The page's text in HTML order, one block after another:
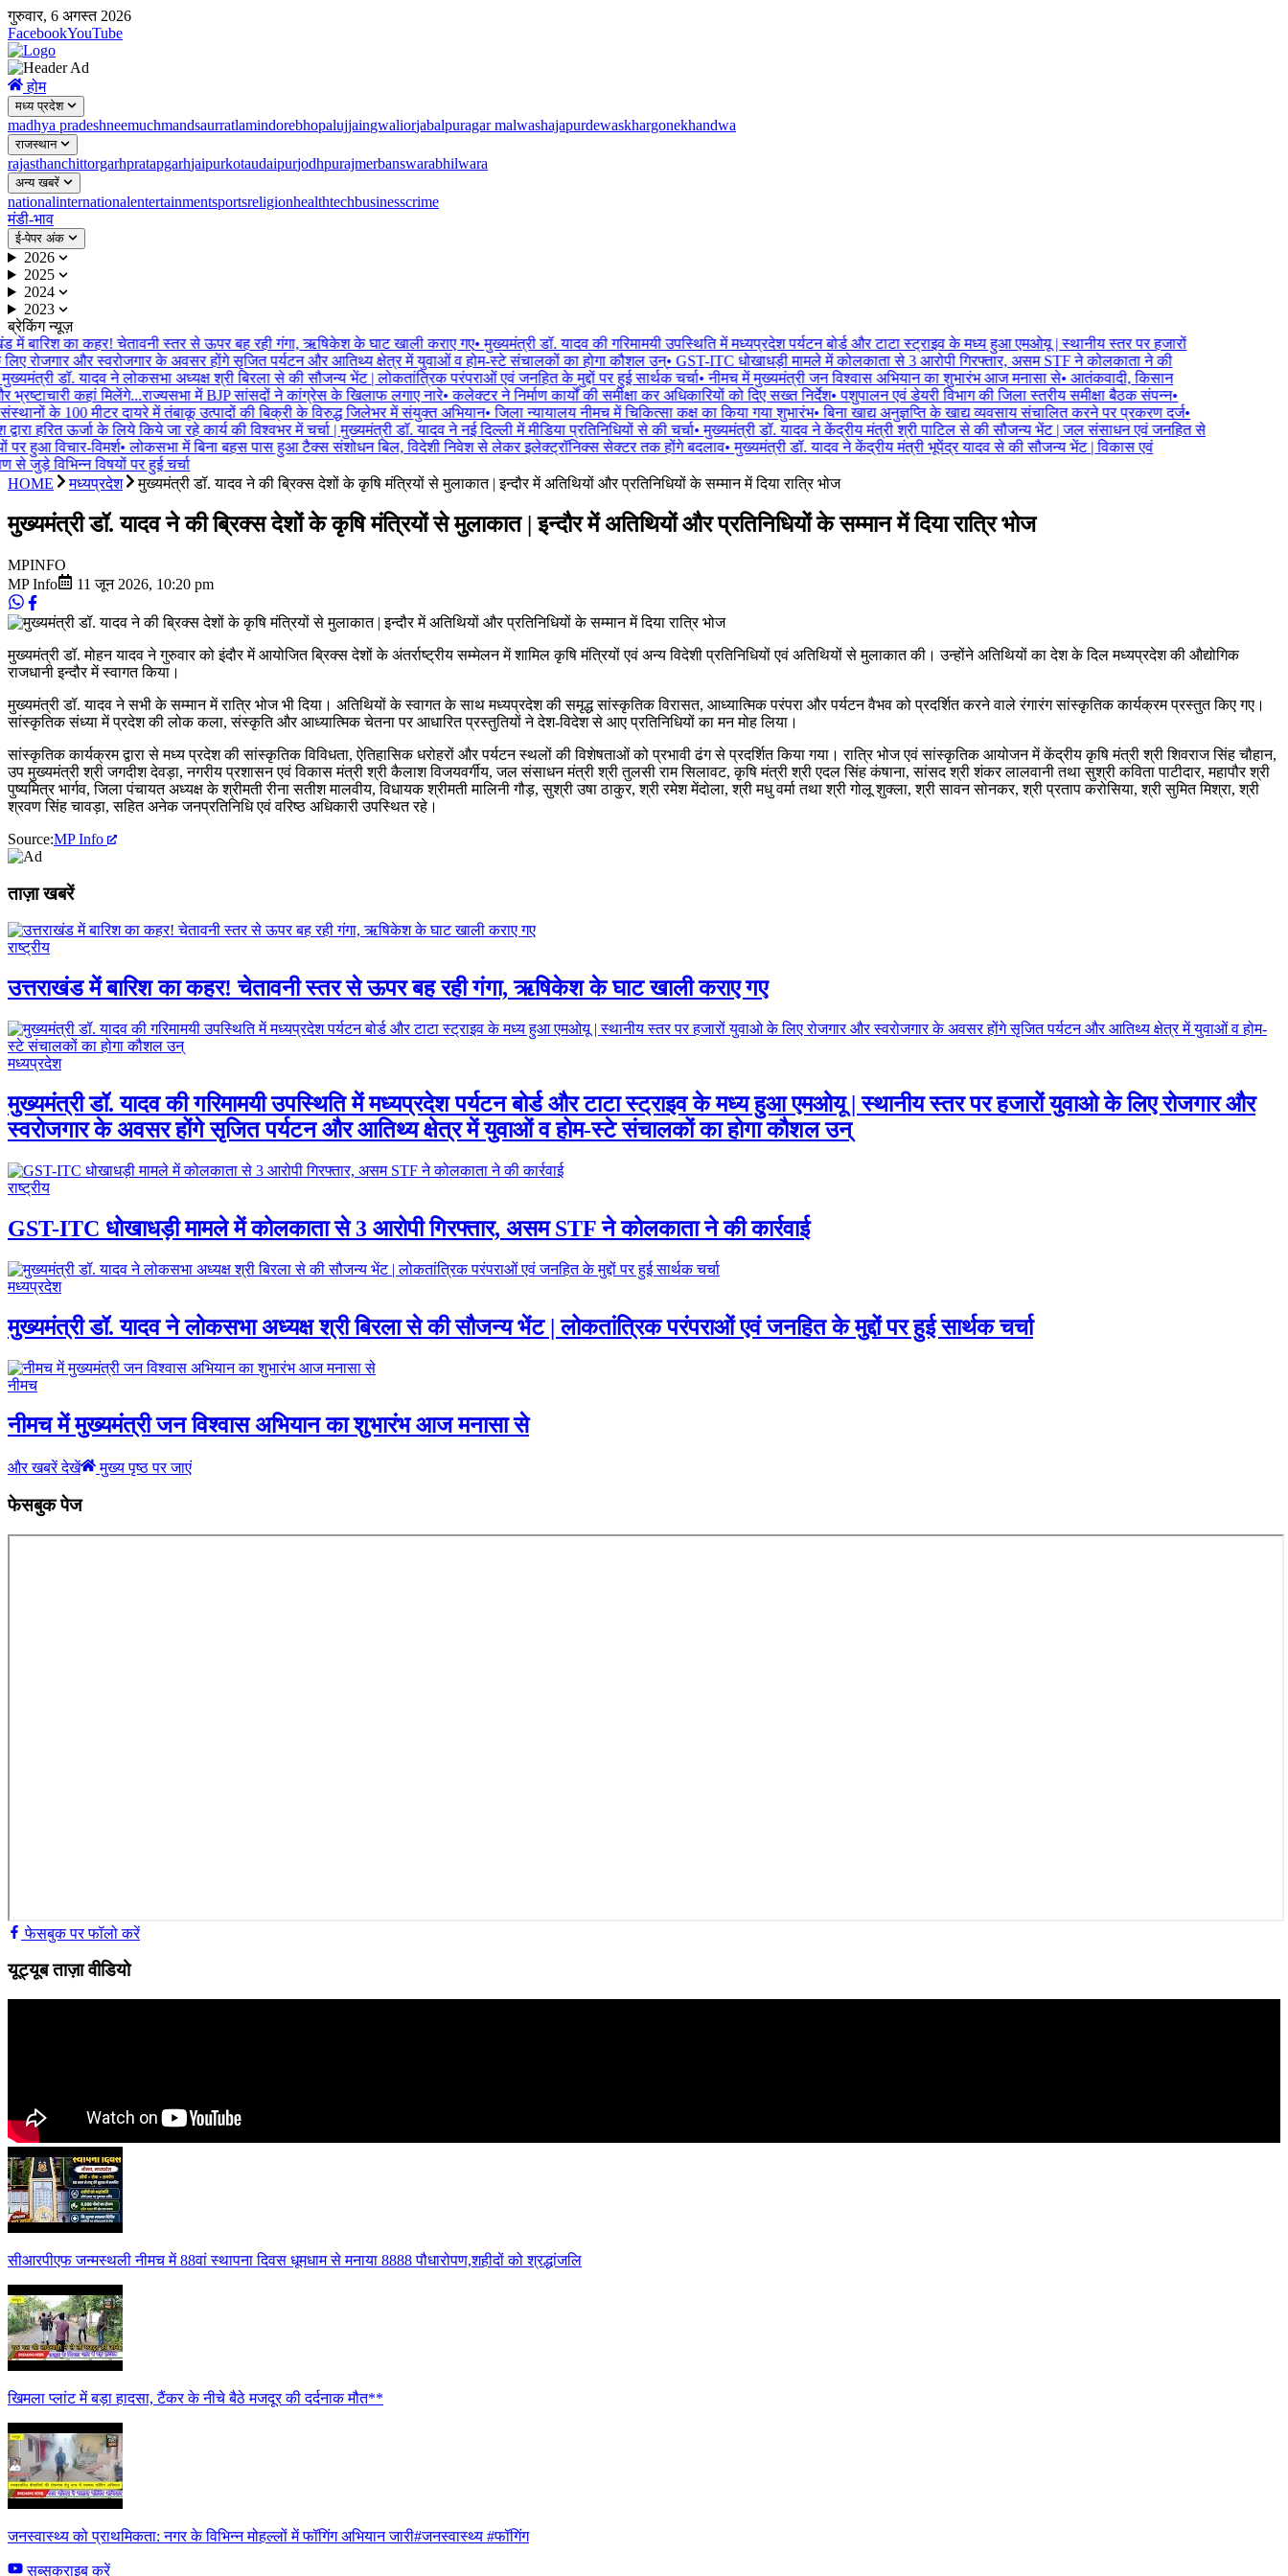
गुरुवार, 6 अगस्त 2026
FacebookYouTube
होम
मध्य प्रदेश
madhya pradeshneemuchmandsaurratlamindorebhopalujjaingwaliorjabalpuragar malwashajapurdewaskhargonekhandwa
राजस्थान
rajasthanchittorgarhpratapgarhjaipurkotaudaipurjodhpurajmerbanswarabhilwara
अन्य खबरें
nationalinternationalentertainmentsportsreligionhealthtechbusinesscrime
मंडी-भाव
ई-पेपर अंक
2026
2025
2024
2023
ब्रेकिंग न्यूज़
में बारिश का कहर! चेतावनी स्तर से ऊपर बह रही गंगा, ऋषिकेश के घाट खाली कराए गए•मुख्यमंत्री डॉ. यादव की गरिमामयी उपस्थिति में मध्यप्रदेश पर्यटन बोर्ड और टाटा स्ट्राइव के मध्य हुआ एमओयू | स्थानीय स्तर पर हजारों
रोजगार और स्वरोजगार के अवसर होंगे सृजित पर्यटन और आतिथ्य क्षेत्र में युवाओं व होम-स्टे संचालकों का होगा कौशल उन्•GST-ITC धोखाधड़ी मामले में कोलकाता से 3 आरोपी गिरफ्तार, असम STF ने कोलकाता ने की
डॉ. यादव ने लोकसभा अध्यक्ष श्री बिरला से की सौजन्य भेंट | लोकतांत्रिक परंपराओं एवं जनहित के मुद्दों पर हुई सार्थक चर्चा•नीमच में मुख्यमंत्री जन विश्वास अभियान का शुभारंभ आज मनासा से•आतंकवादी, किसान
भ्रष्टाचारी कहां मिलेंगे...राज्यसभा में BJP सांसदों ने कांग्रेस के खिलाफ लगाए नारे•कलेक्टर ने निर्माण कार्यों की समीक्षा कर अधिकारियों को दिए सख्त निर्देश•पशुपालन एवं डेयरी विभाग की जिला स्तरीय समीक्षा बैठक संपन्न•
के 100 मीटर दायरे में तंबाकू उत्पादों की बिक्री के विरुद्ध जिलेभर में संयुक्त अभियान•जिला न्यायालय नीमच में चिकित्सा कक्ष का किया गया शुभारंभ•बिना खाद्य अनुज्ञप्ति के खाद्य व्यवसाय संचालित करने पर प्रकरण दर्ज•
हरित ऊर्जा के लिये किये जा रहे कार्य की विश्वभर में चर्चा | मुख्यमंत्री डॉ. यादव ने नई दिल्ली में मीडिया प्रतिनिधियों से की चर्चा•मुख्यमंत्री डॉ. यादव ने केंद्रीय मंत्री श्री पाटिल से की सौजन्य भेंट | जल संसाधन एवं जनहित से
हुआ विचार-विमर्श•लोकसभा में बिना बहस पास हुआ टैक्स संशोधन बिल, विदेशी निवेश से लेकर इलेक्ट्रॉनिक्स सेक्टर तक होंगे बदलाव•मुख्यमंत्री डॉ. यादव ने केंद्रीय मंत्री भूपेंद्र यादव से की सौजन्य भेंट | विकास एवं
जुड़े विभिन्न विषयों पर हुई चर्चा
HOME
मध्यप्रदेश मुख्यमंत्री डॉ. यादव ने की ब्रिक्स देशों के कृषि मंत्रियों से मुलाकात | इन्दौर में अतिथियों और प्रतिनिधियों के सम्मान में दिया रात्रि भोज
मुख्यमंत्री डॉ. यादव ने की ब्रिक्स देशों के कृषि मंत्रियों से मुलाकात | इन्दौर में अतिथियों और प्रतिनिधियों के सम्मान में दिया रात्रि भोज
MPINFO
MP Info
11 जून 2026, 10:20 pm
मुख्यमंत्री डॉ. मोहन यादव ने गुरुवार को इंदौर में आयोजित ब्रिक्स देशों के अंतर्राष्ट्रीय सम्मेलन में शामिल कृषि मंत्रियों एवं अन्य विदेशी प्रतिनिधियों एवं अतिथियों से मुलाकात की। उन्होंने अतिथियों का देश के दिल मध्यप्रदेश की औद्योगिक
राजधानी इन्दौर में स्वागत किया।
मुख्यमंत्री डॉ. यादव ने सभी के सम्मान में रात्रि भोज भी दिया। अतिथियों के स्वागत के साथ मध्यप्रदेश की समृद्ध सांस्कृतिक विरासत, आध्यात्मिक परंपरा और पर्यटन वैभव को प्रदर्शित करने वाले रंगारंग सांस्कृतिक कार्यक्रम प्रस्तुत किए गए।
सांस्कृतिक संध्या में प्रदेश की लोक कला, संस्कृति और आध्यात्मिक चेतना पर आधारित प्रस्तुतियों ने देश-विदेश से आए प्रतिनिधियों का मन मोह लिया।
सांस्कृतिक कार्यक्रम द्वारा से मध्य प्रदेश की सांस्कृतिक विविधता, ऐतिहासिक धरोहरों और पर्यटन स्थलों की विशेषताओं को प्रभावी ढंग से प्रदर्शित किया गया। रात्रि भोज एवं सांस्कृतिक आयोजन में केंद्रीय कृषि मंत्री श्री शिवराज सिंह चौहान,
उप मुख्यमंत्री श्री जगदीश देवड़ा, नगरीय प्रशासन एवं विकास मंत्री श्री कैलाश विजयवर्गीय, जल संसाधन मंत्री श्री तुलसी राम सिलावट, कृषि मंत्री श्री एदल सिंह कंषाना, सांसद श्री शंकर लालवानी तथा सुश्री कविता पाटीदार, महापौर श्री
पुष्यमित्र भार्गव, जिला पंचायत अध्यक्ष के श्रीमती रीना सतीश मालवीय, विधायक श्रीमती मालिनी गौड़, सुश्री उषा ठाकुर, श्री रमेश मेंदोला, श्री मधु वर्मा तथा श्री गोलू शुक्ला, श्री सावन सोनकर, श्री प्रताप करोसिया, श्री सुमित मिश्रा, श्री
श्रवण सिंह चावड़ा, सहित अनेक जनप्रतिनिधि एवं वरिष्ठ अधिकारी उपस्थित रहे।
Source:MP Info
ताज़ा खबरें
राष्ट्रीय
उत्तराखंड में बारिश का कहर! चेतावनी स्तर से ऊपर बह रही गंगा, ऋषिकेश के घाट खाली कराए गए
मध्यप्रदेश
मुख्यमंत्री डॉ. यादव की गरिमामयी उपस्थिति में मध्यप्रदेश पर्यटन बोर्ड और टाटा स्ट्राइव के मध्य हुआ एमओयू | स्थानीय स्तर पर हजारों युवाओ के लिए रोजगार और
स्वरोजगार के अवसर होंगे सृजित पर्यटन और आतिथ्य क्षेत्र में युवाओं व होम-स्टे संचालकों का होगा कौशल उन्
राष्ट्रीय
GST-ITC धोखाधड़ी मामले में कोलकाता से 3 आरोपी गिरफ्तार, असम STF ने कोलकाता ने की कार्रवाई
मध्यप्रदेश
मुख्यमंत्री डॉ. यादव ने लोकसभा अध्यक्ष श्री बिरला से की सौजन्य भेंट | लोकतांत्रिक परंपराओं एवं जनहित के मुद्दों पर हुई सार्थक चर्चा
नीमच
नीमच में मुख्यमंत्री जन विश्वास अभियान का शुभारंभ आज मनासा से
और खबरें देखें मुख्य पृष्ठ पर जाएं
फेसबुक पेज
फेसबुक पर फॉलो करें
यूट्यूब ताज़ा वीडियो
सीआरपीएफ जन्मस्थली नीमच में 88वां स्थापना दिवस धूमधाम से मनाया 8888 पौधारोपण,शहीदों को श्रद्धांजलि
खिमला प्लांट में बड़ा हादसा, टैंकर के नीचे बैठे मजदूर की दर्दनाक मौत**
जनस्वास्थ्य को प्राथमिकता: नगर के विभिन्न मोहल्लों में फॉगिंग अभियान जारी#जनस्वास्थ्य #फॉगिंग
सब्सक्राइब करें